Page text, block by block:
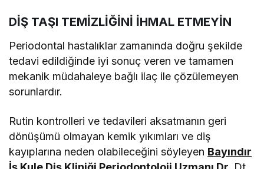
DİŞ TAŞI TEMİZLİĞİNİ İHMAL ETMEYİN
Periodontal hastalıklar zamanında doğru şekilde
tedavi edildiğinde iyi sonuç veren ve tamamen
mekanik müdahaleye bağlı ilaç ile çözülemeyen
sorunlardır.
Rutin kontrolleri ve tedavileri aksatmanın geri
dönüşümü olmayan kemik yıkımları ve diş
kayıplarına neden olabileceğini söyleyen Bayındır